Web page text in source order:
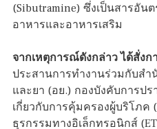
(Sibutramine) ซึ่งเป็นสารอั
อาหารและอาหารเสริม
จากเหตุการณ์ดังกล่าว ได้สั่งก
ประสานการทำงานร่วมกับส
และยา (อย.) กองบังคับการป
เกี่ยวกับการคุ้มครองผู้บริโภ
ธุรกรรมทางอิเล็กทรอนิกส์